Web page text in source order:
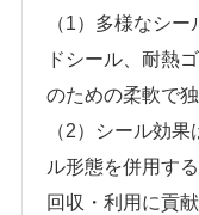
（1）多様なシ
ドシール、耐熱
のための柔軟で独
（2）シール効
ル形態を併用す
回収・利用に貢献